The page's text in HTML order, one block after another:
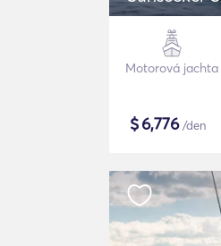
Motorová jachta
$6,776/den